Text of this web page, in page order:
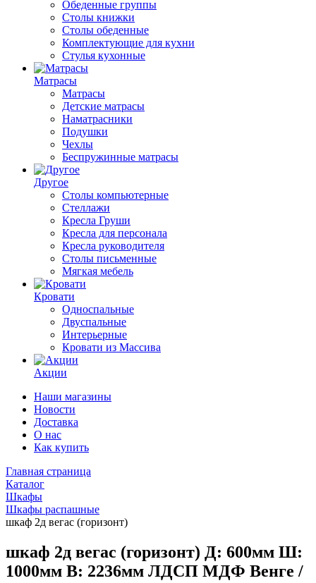
Обеденные группы
Столы книжки
Столы обеденные
Комплектующие для кухни
Стулья кухонные
Матрасы
Матрасы
Детские матрасы
Наматрасники
Подушки
Чехлы
Беспружинные матрасы
Другое
Столы компьютерные
Стеллажи
Кресла Груши
Кресла для персонала
Кресла руководителя
Столы письменные
Мягкая мебель
Кровати
Односпальные
Двуспальные
Интерьерные
Кровати из Массива
Акции
Наши магазины
Новости
Доставка
О нас
Как купить
Главная страница
Каталог
Шкафы
Шкафы распашные
шкаф 2д вегас (горизонт)
шкаф 2д вегас (горизонт) Д: 600мм Ш:
1000мм В: 2236мм ЛДСП МДФ Венге /